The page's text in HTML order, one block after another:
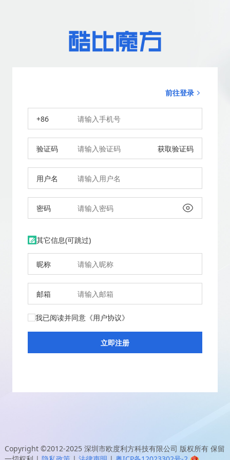
前往登录
+86
验证码 获取验证码
用户名
密码
其它信息(可跳过)
昵称
邮箱
我已阅读并同意 《用户协议》
Copyright ©2012-2025 深圳市欧度利方科技有限公司 版权所有 保留